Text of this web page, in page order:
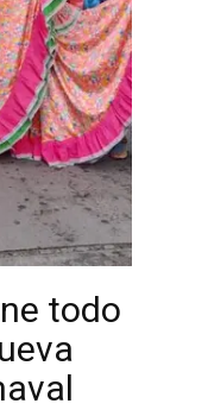
todo